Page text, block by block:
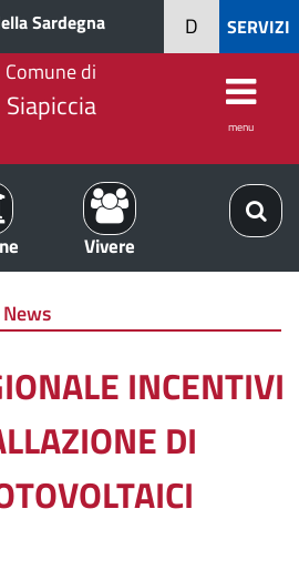
Sardegna SERVIZI
D
Comune di
Siapiccia
menu
Vivere
INCENTIVI
DI